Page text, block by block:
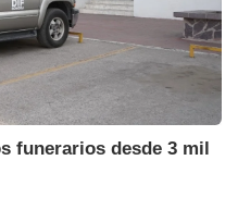
funerarios desde 3 mil